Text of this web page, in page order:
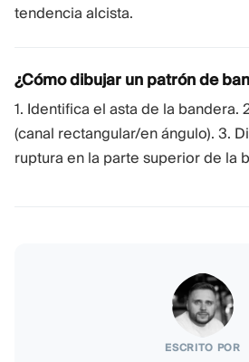
tendencia alcista.
¿Cómo dibujar un patrón de
1. Identifica el asta de la bandera.
(canal rectangular/en ángulo). 3.
ruptura en la parte superior de la
ESCRITO POR